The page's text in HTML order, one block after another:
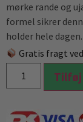
mørke rande og
formel sikrer
holder hele dagen.
Gratis fragt